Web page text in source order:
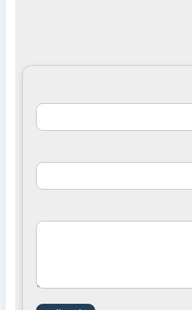
ويُختصر وقت الرحلة بشكل
الكيلومترات المتقدمة.